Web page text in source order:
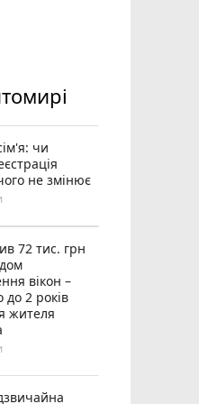
чи
не змінює
72 тис. грн
вікон –
до 2 років
жителя